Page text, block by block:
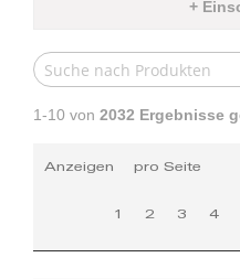
+
1-10 von 2032 Ergebnisse
Anzeigen pro Seite
1 2 3 4